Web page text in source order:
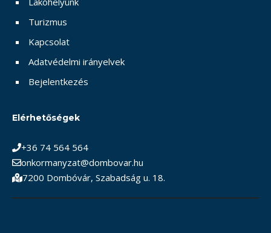
Turizmus
Kapcsolat
Adatvédelmi irányelvek
Bejelentkezés
Elérhetőségek
+36 74 564 564
onkormanyzat@dombovar.hu
7200 Dombóvár, Szabadság u. 18.